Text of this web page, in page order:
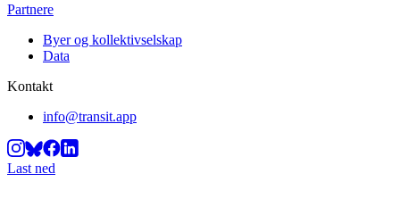
Partnere
Byer og kollektivselskap
Data
Kontakt
info@transit.app
Last ned